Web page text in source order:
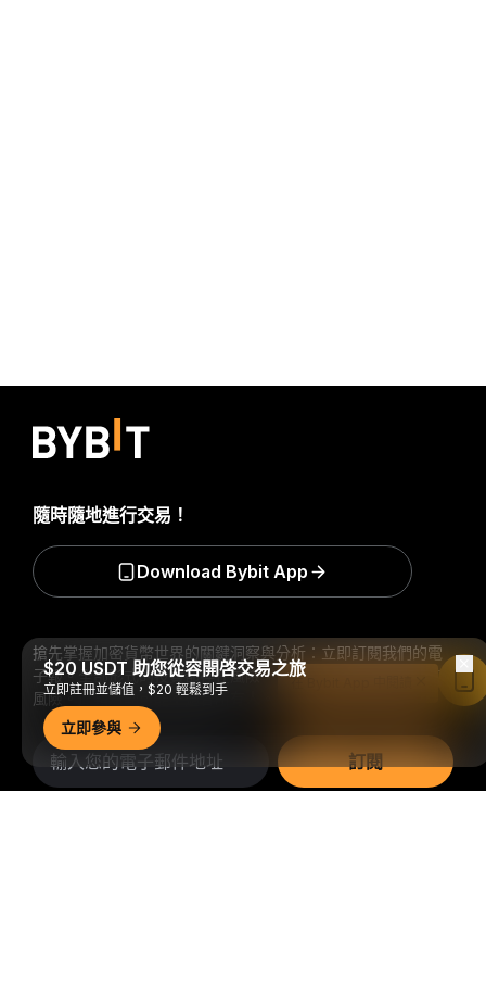
搶先掌握加密貨幣世界的關鍵洞察與分析：立即訂閱我們的電
子報。 全部形式的投資都存在風險，包括損失所有投資金額的
風險。此類活動可能不適合所有人。
訂閱
隨時隨地進行交易！
Download Bybit App
$20 USDT 助您從容開啓交易之旅
立即註冊並儲值，$20 輕鬆到手
立即參與